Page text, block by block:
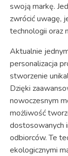
swoją markę.
zwrócić uwagę,
technologii oraz
Aktualnie
personalizacja
stworzenie
Dzięki
nowoczesnym
możliwość
dostosowanych
odbiorców. Te
ekologicznymi